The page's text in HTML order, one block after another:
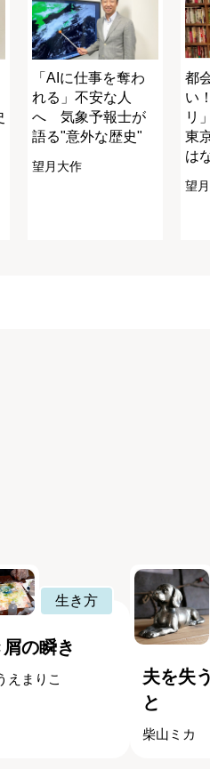
「AIに仕事を奪わ
れる」不安な人
へ 気象予報士が
語る"意外な歴史"
望月大作
都
い
リ
東
は
望
生き方
の瞬き
えまりこ
夫を失
と
柴山ミカ